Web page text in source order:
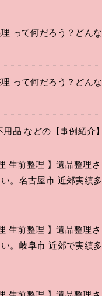
って何だろう？どんな
って何だろう？どんな
品 などの【事例紹介】
生前整理 】遺品整理さ
。名古屋市 近郊実績多
生前整理 】遺品整理さ
。岐阜市 近郊で実績多